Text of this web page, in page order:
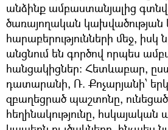
անձինք ամբաստանյալից
ծառայողական կախվածության
հարաբերությունների մեջ, իսկ
անցնում են գործով որպես
հանցակիցներ: Հետևաբար,
դատարանի, Ռ. Քոչարյանի՝
զբաղեցրած պաշտոնը, ունեցած
հեղինակությունը, հսկայական